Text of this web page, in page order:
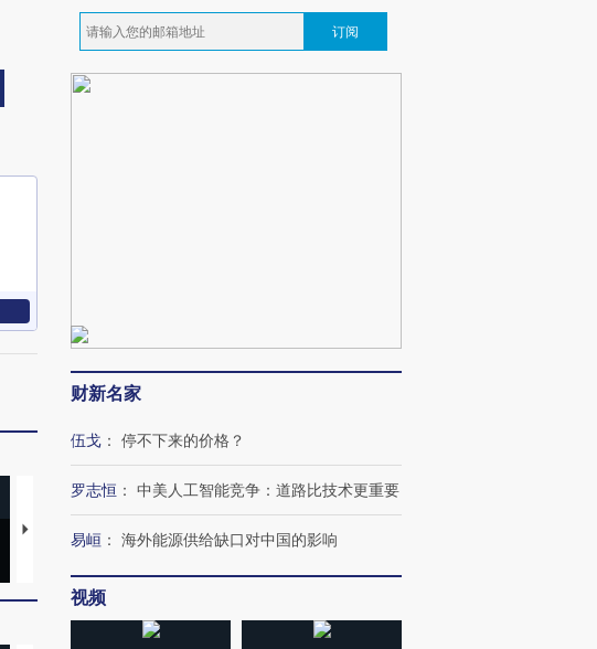
马航飞行员跨国走私7万
粒摇头丸 尿检体内含3种
视线｜被称为“蟑螂”的印
度Z世代 用街头抗争将教
订阅
财新名家
伍戈 ： 停不下来的价格？
罗志恒 ： 中美人工智能竞争：道路比技术更重要
易峘 ： 海外能源供给缺口对中国的影响
视频